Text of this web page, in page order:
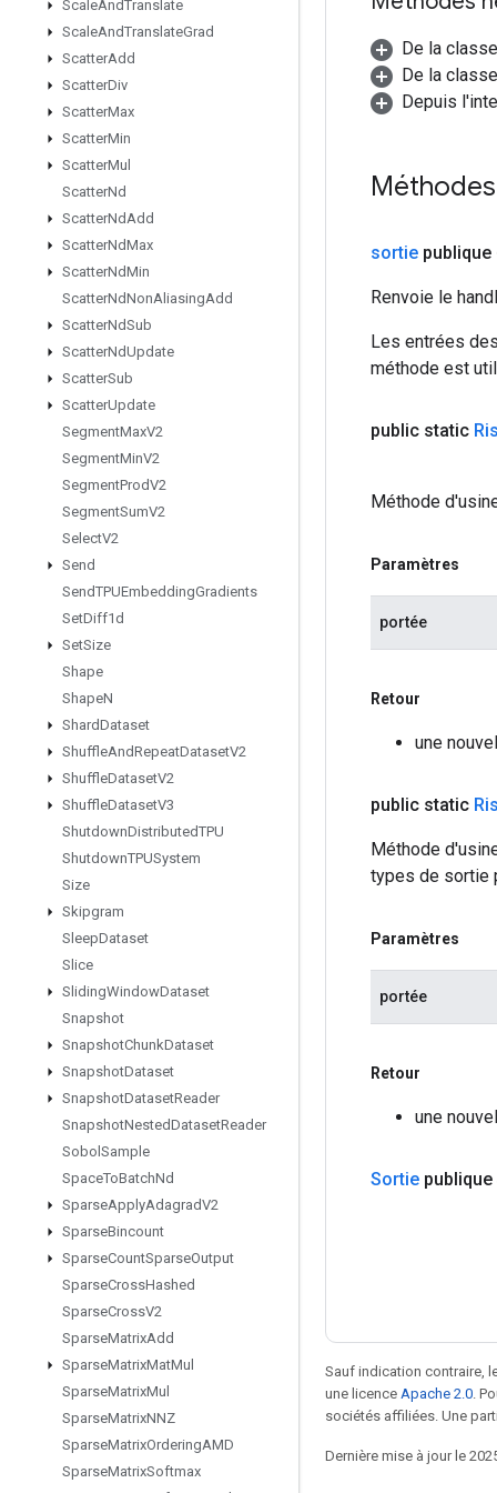
ScaleAndTranslate
ScaleAndTranslateGrad
ScatterAdd
ScatterDiv
ScatterMax
ScatterMin
ScatterMul
ScatterNd
ScatterNdAdd
ScatterNdMax
ScatterNdMin
ScatterNdNonAliasingAdd
ScatterNdSub
ScatterNdUpdate
ScatterSub
ScatterUpdate
SegmentMaxV2
SegmentMinV2
SegmentProdV2
SegmentSumV2
SelectV2
Send
SendTPUEmbeddingGradients
SetDiff1d
SetSize
Shape
ShapeN
ShardDataset
ShuffleAndRepeatDatasetV2
ShuffleDatasetV2
ShuffleDatasetV3
ShutdownDistributedTPU
ShutdownTPUSystem
Size
Skipgram
SleepDataset
Slice
SlidingWindowDataset
Snapshot
SnapshotChunkDataset
SnapshotDataset
SnapshotDatasetReader
SnapshotNestedDatasetReader
Sobol Sample
SpaceToBatchNd
SparseApplyAdagradV2
SparseBincount
SparseCountSparseOutput
SparseCrossHashed
SparseCrossV2
SparseMatrixAdd
SparseMatrixMatMul
SparseMatrixMul
SparseMatrixNNZ
SparseMatrixOrderingAMD
SparseMatrixSoftmax
De la classe
De la
Depuis
sortie publique
Renvoie le
Les entrées
méthode est
public static
Méthode
Paramètres
portée
Retour
une
public static
Méthode
types de sortie
Paramètres
portée
Retour
une
Sortie publique
Sauf indication contraire,
une licence Apache 2.0 .
sociétés affiliées. Une
Dernière mise à jour le